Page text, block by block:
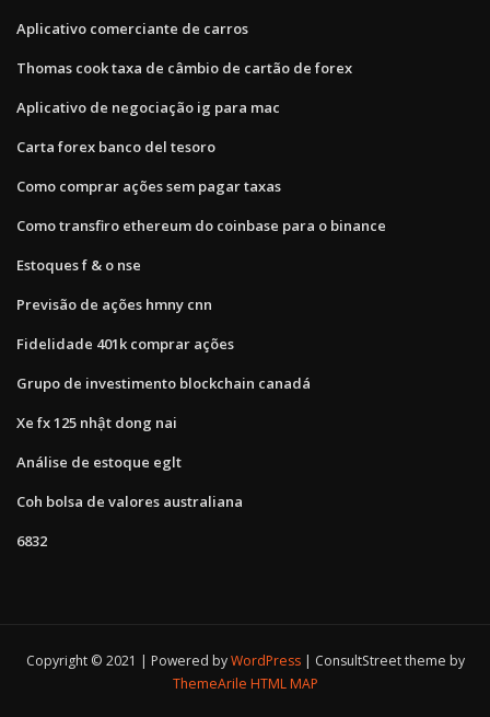
Aplicativo comerciante de carros
Thomas cook taxa de câmbio de cartão de forex
Aplicativo de negociação ig para mac
Carta forex banco del tesoro
Como comprar ações sem pagar taxas
Como transfiro ethereum do coinbase para o binance
Estoques f & o nse
Previsão de ações hmny cnn
Fidelidade 401k comprar ações
Grupo de investimento blockchain canadá
Xe fx 125 nhật dong nai
Análise de estoque eglt
Coh bolsa de valores australiana
6832
Copyright © 2021 | Powered byWordPress
ConsultStreet theme by
ThemeArile HTML MAP